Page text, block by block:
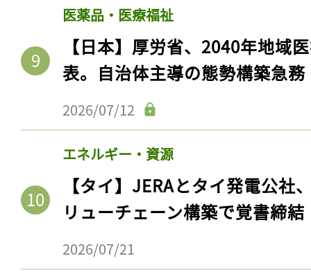
医薬品・医療福祉
【日本】厚労省、2040年地域
表。自治体主導の態勢構築急務
2026/07/12
エネルギー・資源
【タイ】JERAとタイ発電公社
リューチェーン構築で覚書締結
2026/07/21